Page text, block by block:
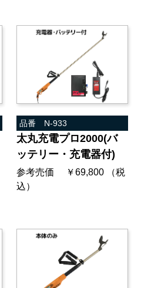
品番 N-933
太丸充電プロ2000(バ
ッテリー・充電器付)
参考売価 ￥69,800 （税
込）